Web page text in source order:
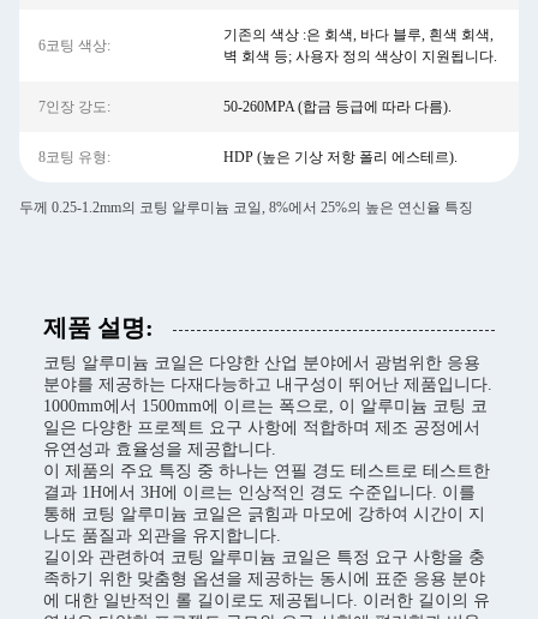
6코팅 색상:
기존의 색상 :은 회색, 바다 블루, 흰색 회색,
벽 회색 등; 사용자 정의 색상이 지원됩니다.
7인장 강도: 50-260MPA (합금 등급에 따라 다름).
8코팅 유형: HDP (높은 기상 저항 폴리 에스테르).
두께 0.25-1.2mm의 코팅 알루미늄 코일, 8%에서 25%의 높은 연신율 특징
제품 설명:
코팅 알루미늄 코일은 다양한 산업 분야에서 광범위한 응용
분야를 제공하는 다재다능하고 내구성이 뛰어난 제품입니다.
1000mm에서 1500mm에 이르는 폭으로, 이 알루미늄 코팅 코
일은 다양한 프로젝트 요구 사항에 적합하며 제조 공정에서
유연성과 효율성을 제공합니다.
이 제품의 주요 특징 중 하나는 연필 경도 테스트로 테스트한
결과 1H에서 3H에 이르는 인상적인 경도 수준입니다. 이를
통해 코팅 알루미늄 코일은 긁힘과 마모에 강하여 시간이 지
나도 품질과 외관을 유지합니다.
길이와 관련하여 코팅 알루미늄 코일은 특정 요구 사항을 충
족하기 위한 맞춤형 옵션을 제공하는 동시에 표준 응용 분야
에 대한 일반적인 롤 길이로도 제공됩니다. 이러한 길이의 유